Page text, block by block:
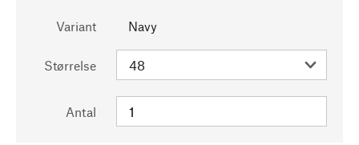
Variant Navy
Størrelse
Antal